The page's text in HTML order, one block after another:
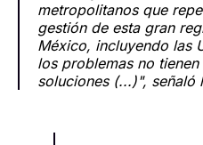
metropolitanos que
gestión de esta gran
México, incluyendo las
los problemas no
soluciones (...)", señaló